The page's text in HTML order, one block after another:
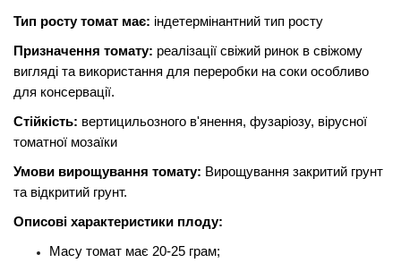
Тип росту томат має: індетермінантний тип росту
Призначення томату: реалізації свіжий ринок в свіжому
вигляді та використання для переробки на соки особливо
для консервації.
Стійкість: вертицильозного в'янення, фузаріозу, вірусної
томатної мозаїки
Умови вирощування томату: Вирощування закритий грунт
та відкритий грунт.
Описові характеристики плоду:
Масу томат має 20-25 грам;